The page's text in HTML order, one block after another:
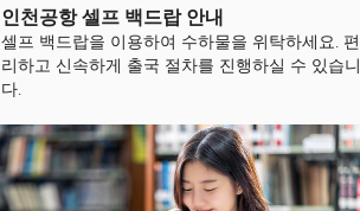
인천공항 셀프 백드랍 안내
셀프 백드랍을 이용하여 수하물을 위탁하세요. 편
리하고 신속하게 출국 절차를 진행하실 수 있습니
다.